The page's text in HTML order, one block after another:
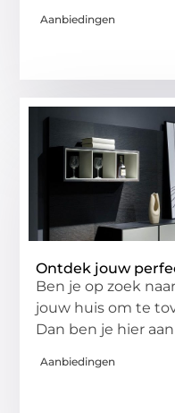
Aanbiedingen
Ontdek jouw
Ben je op zoek
jouw huis om te
Dan ben je hier
Aanbiedingen